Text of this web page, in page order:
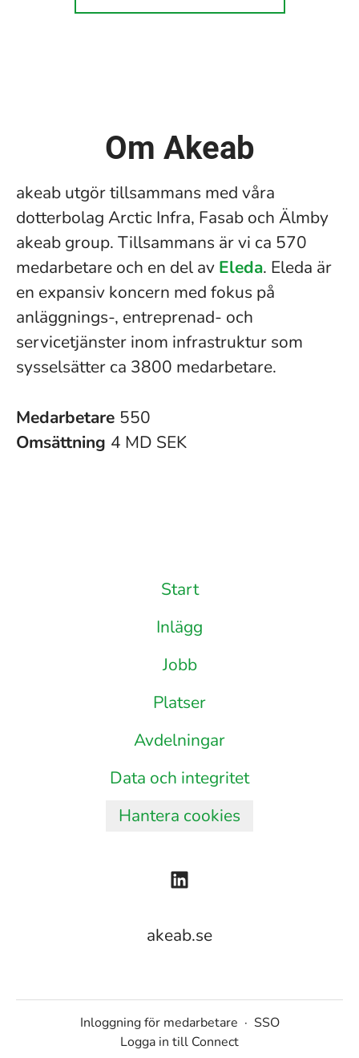
Om Akeab
akeab utgör tillsammans med våra
dotterbolag Arctic Infra, Fasab och Älmby
akeab group. Tillsammans är vi ca 570
medarbetare och en del av Eleda. Eleda är
en expansiv koncern med fokus på
anläggnings-, entreprenad- och
servicetjänster inom infrastruktur som
sysselsätter ca 3800 medarbetare.
Medarbetare 550
Omsättning 4 MD SEK
Start
Inlägg
Jobb
Platser
Avdelningar
Data och integritet
Hantera cookies
akeab.se
Inloggning för medarbetare · SSO
Logga in till Connect